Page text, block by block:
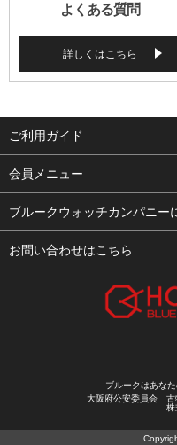
よくある質問
詳しくはこちら
ご利用ガイド
よくある質問
支払い・送料
修理依頼
会員メニュー
ログイン
お気に入り
ブルークウォッチカンパニー
会社概要
お問い合わせはこちら
ブルークはあな
大阪府公安委員会
株